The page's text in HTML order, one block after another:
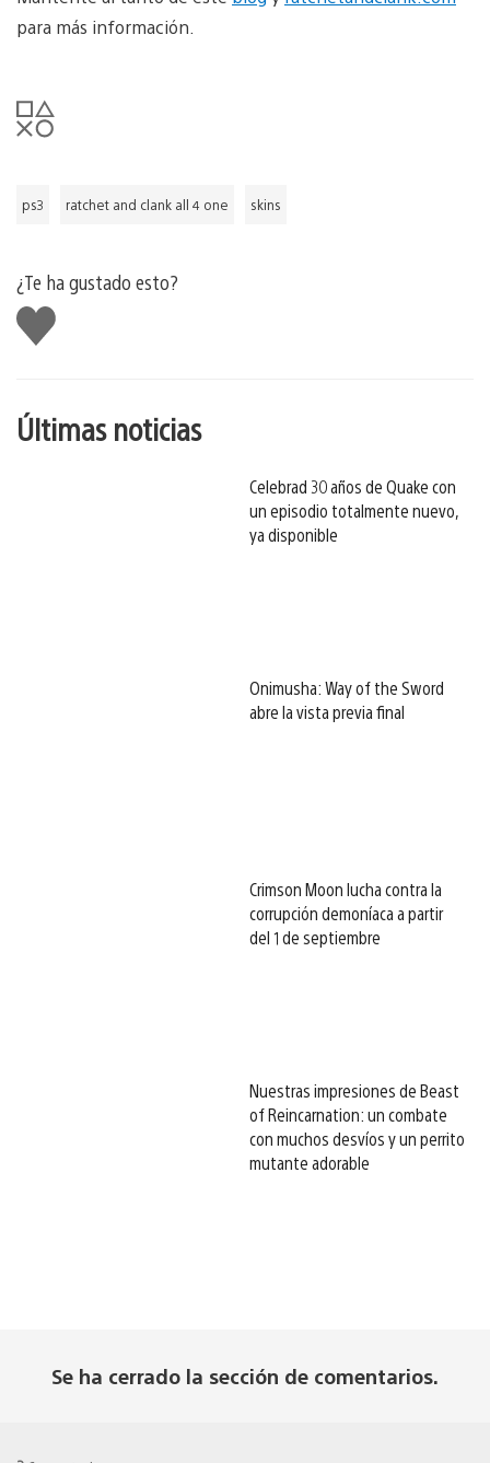
para más información.
ps3 ratchet and clank all 4 one skins
¿Te ha gustado esto?
Me
gusta
Últimas noticias
Celebrad 30 años de Quake con
un episodio totalmente nuevo,
ya disponible
Onimusha: Way of the Sword
abre la vista previa final
Crimson Moon lucha contra la
corrupción demoníaca a partir
del 1 de septiembre
Nuestras impresiones de Beast
of Reincarnation: un combate
con muchos desvíos y un perrito
mutante adorable
Se ha cerrado la sección de comentarios.